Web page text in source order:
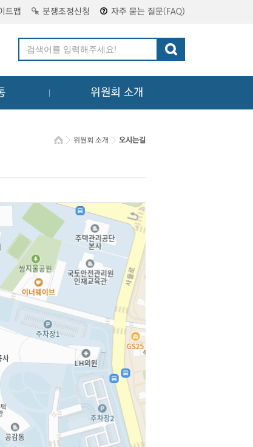
트맵 분쟁조정신청 자주 묻는 질문(FAQ)
위원회 소개
위원회 소개 오시는길